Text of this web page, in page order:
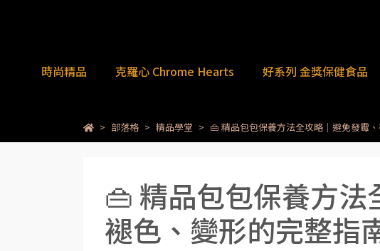
時尚精品 克羅心 Chrome Hearts 好系列 金獎保健食品
部落格 精品學堂 👜 精品包包保養方法全攻略｜避免發霉
👜 精品包包保養方法
褪色、變形的完整指